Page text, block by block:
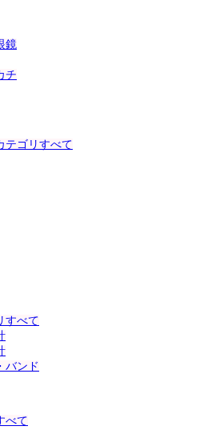
鏡
チ
テゴリすべて
すべて
バンド
べて